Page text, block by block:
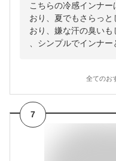
こちらの冷感インナ
おり、夏でもさらっ
おり、嫌な汗の臭いも
、シンプルでインナー
全てのお
7